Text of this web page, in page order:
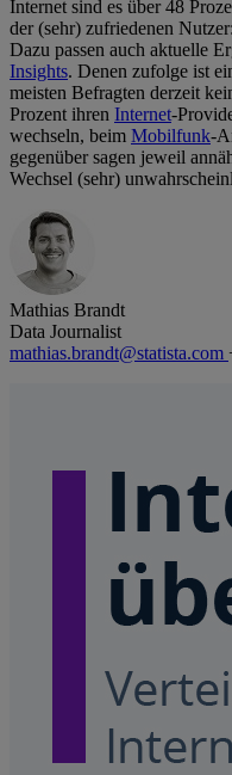
Internet sind es über 48
der (sehr) zufriedenen
Dazu passen auch aktuelle
Insights. Denen zufolge ist
meisten Befragten derzeit
Prozent ihren Internet-
wechseln, beim Mobilfunk-
gegenüber sagen jeweil
Wechsel (sehr)
Mathias Brandt
Data Journalist
mathias.brandt@statista.com